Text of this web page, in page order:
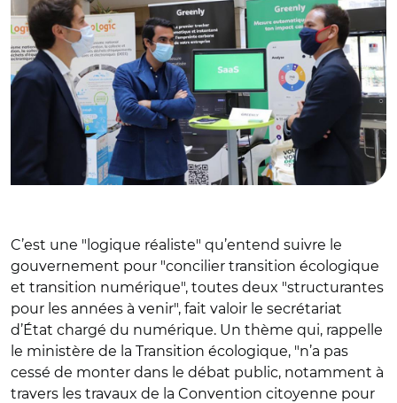
C’est une "logique réaliste" qu’entend suivre le
gouvernement pour "concilier transition écologique
et transition numérique", toutes deux "structurantes
pour les années à venir", fait valoir le secrétariat
d’État chargé du numérique. Un thème qui, rappelle
le ministère de la Transition écologique, "n’a pas
cessé de monter dans le débat public, notamment à
travers les travaux de la Convention citoyenne pour